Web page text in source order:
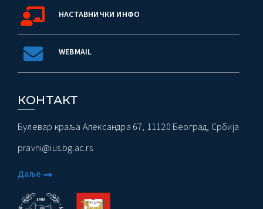
НАСТАВНИЧКИ ИНФО
WEBMAIL
КОНТАКТ
Булевар краља Александра 67, 11120 Београд, Србија
pravni@ius.bg.ac.rs
Даље